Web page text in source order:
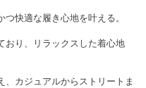
快適な履き心地を叶える。
おり、リラックスした着心地
カジュアルからストリートま